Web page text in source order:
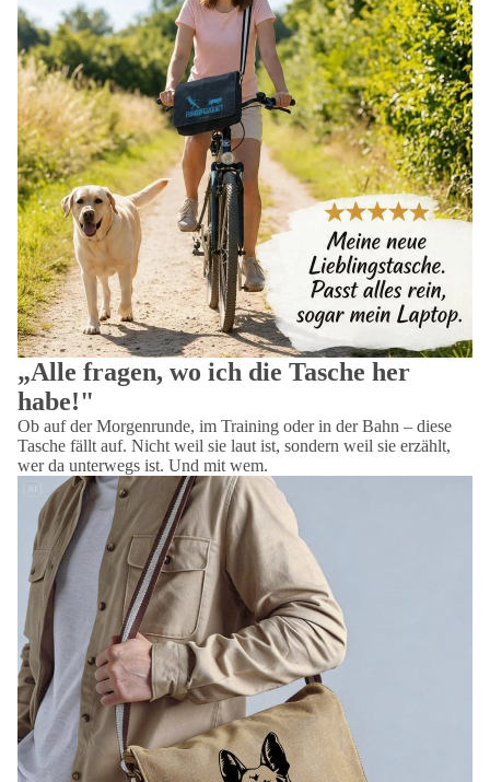
„Alle fragen, wo ich die Tasche her
habe!"
Ob auf der Morgenrunde, im Training oder in der Bahn – diese
Tasche fällt auf. Nicht weil sie laut ist, sondern weil sie erzählt,
wer da unterwegs ist. Und mit wem.